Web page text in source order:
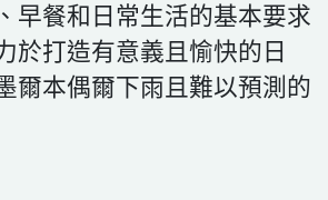
早餐和日常生活的基本要求
於打造有意義且愉快的日
爾本偶爾下雨且難以預測的